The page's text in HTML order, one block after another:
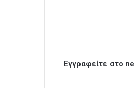
Εγγραφείτε στο